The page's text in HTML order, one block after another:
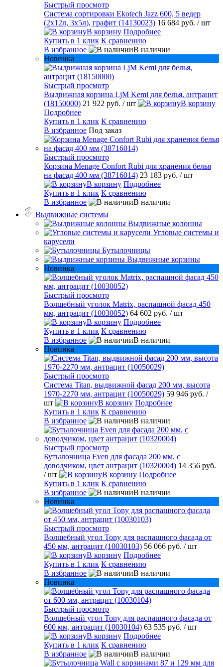
Быстрый просмотр
Система сортировки Ekotech Jazz 600, 5 ведер
(2х12л, 3х5л), графит (14130023) 16 684 руб. / шт
В корзину Подробнее
Купить в 1 клик К сравнению
В избранное
В наличии
Новинка
Быстрый просмотр
Выдвижная корзина LjM Kemi для белья, антрацит
(18150000) 21 922 руб. / шт
В корзину
Подробнее
Купить в 1 клик К сравнению
В избранное Под заказ
Быстрый просмотр
Корзина Menage Confort Rubi для хранения белья
на фасад 400 мм (38716014) 23 183 руб. / шт
В корзину Подробнее
Купить в 1 клик К сравнению
В избранное
В наличии
Выдвижные системы
Выдвижные колонны
Угловые системы и
карусели
Бутылочницы
Выдвижные корзины
Новинка
Быстрый просмотр
Волшебный уголок Matrix, распашной фасад 450
мм, антрацит (10030052) 64 602 руб. / шт
В корзину Подробнее
Купить в 1 клик К сравнению
В избранное
В наличии
Новинка
Быстрый просмотр
Система Titan, выдвижной фасад 200 мм, высота
1970-2270 мм, антрацит (10050029) 59 946 руб. /
шт
В корзину Подробнее
Купить в 1 клик К сравнению
В избранное
В наличии
Быстрый просмотр
Бутылочница Even для фасада 200 мм, с
доводчиком, цвет антрацит (10320004) 14 356 руб.
/ шт
В корзину Подробнее
Купить в 1 клик К сравнению
В избранное
В наличии
Новинка
Быстрый просмотр
Волшебный угол Tony для распашного фасада от
450 мм, антрацит (10030103) 56 066 руб. / шт
В корзину Подробнее
Купить в 1 клик К сравнению
В избранное
В наличии
Новинка
Быстрый просмотр
Волшебный угол Tony для распашного фасада от
600 мм, антрацит (10030104) 63 535 руб. / шт
В корзину Подробнее
Купить в 1 клик К сравнению
В избранное
В наличии